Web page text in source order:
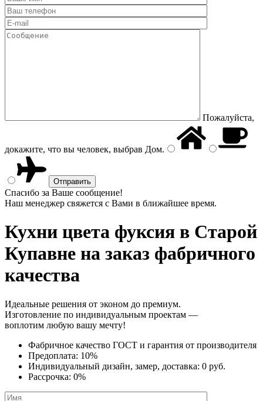
Пожалуйста,
докажите, что вы человек, выбрав Дом.
Спасибо за Ваше сообщение!
Наш менеджер свяжется с Вами в ближайшее время.
Кухни цвета фуксия в Старой
Купавне на заказ фабричного
качества
Идеальные решения от эконом до премиум.
Изготовление по индивидуальным проектам —
воплотим любую вашу мечту!
Фабричное качество ГОСТ и гарантия от производителя
Предоплата: 10%
Индивидуальный дизайн, замер, доставка: 0 руб.
Рассрочка: 0%